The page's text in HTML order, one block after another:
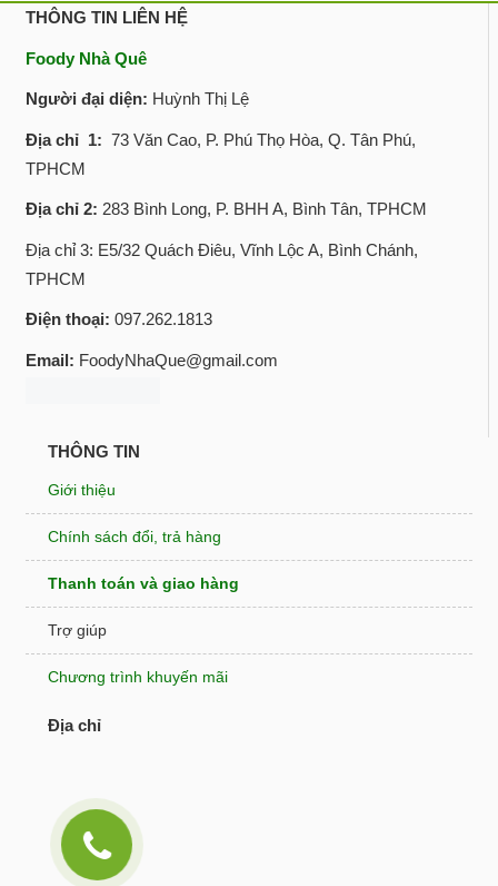
THÔNG TIN LIÊN HỆ
Foody Nhà Quê
Người đại diện: Huỳnh Thị Lệ
Địa chỉ 1: 73 Văn Cao, P. Phú Thọ Hòa, Q. Tân Phú,
TPHCM
Địa chỉ 2: 283 Bình Long, P. BHH A, Bình Tân, TPHCM
Địa chỉ 3: E5/32 Quách Điêu, Vĩnh Lộc A, Bình Chánh,
TPHCM
Điện thoại: 097.262.1813
Email: FoodyNhaQue@gmail.com
THÔNG TIN
Giới thiệu
Chính sách đổi, trả hàng
Thanh toán và giao hàng
Trợ giúp
Chương trình khuyến mãi
Địa chỉ